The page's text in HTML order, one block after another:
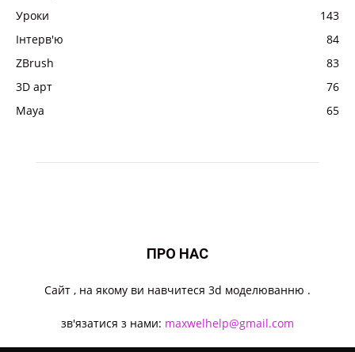
Уроки
143
Інтерв'ю
84
ZBrush
83
3D арт
76
Maya
65
ПРО НАС
Cайт , на якому ви навчитеся 3d моделюванню .
зв'язатися з нами: maxwelhelp@gmail.com